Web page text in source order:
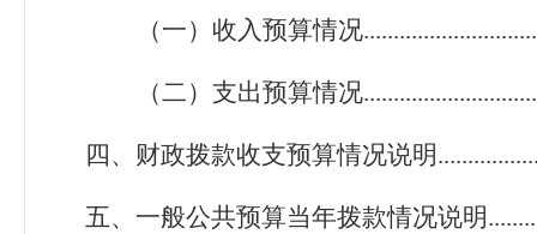
（一）收入预算情况
（二）支出预算情况
四、财政拨款收支预算情况说明
五、一般公共预算当年拨款情况说明